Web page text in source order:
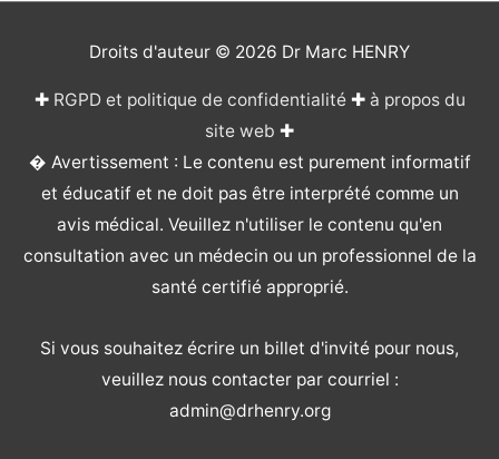
Droits d'auteur © 2026 Dr Marc HENRY
✚ RGPD et politique de confidentialité✚ à propos du
site web ✚
� Avertissement : Le contenu est purement informatif
et éducatif et ne doit pas être interprété comme un
avis médical. Veuillez n'utiliser le contenu qu'en
consultation avec un médecin ou un professionnel de la
santé certifié approprié.
Si vous souhaitez écrire un billet d'invité pour nous,
veuillez nous contacter par courriel :
admin@drhenry.org